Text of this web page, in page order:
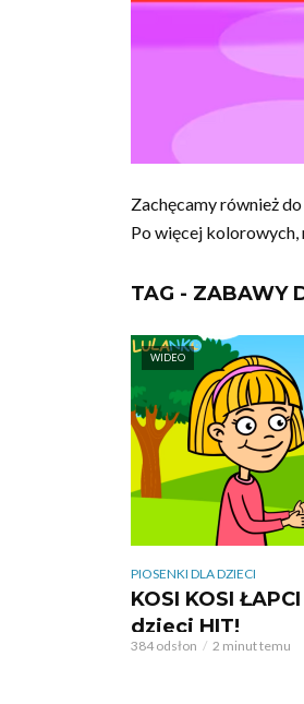
Zachęcamy również
Po więcej kolorowych,
TAG - ZABAWY
WIDEO
PIOSENKI DLA DZIECI
KOSI KOSI
dzieci HIT!
384 odsłon 2 minut temu